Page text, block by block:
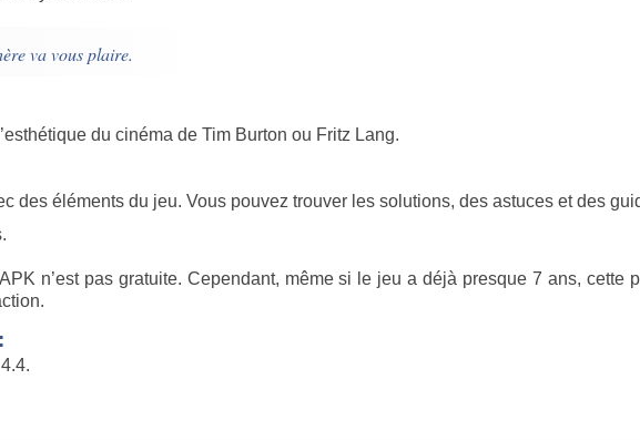
va vous plaire.
du cinéma de Tim Burton ou Fritz Lang.
des éléments du jeu. Vous pouvez trouver les solutions, des astuces et des
n’est pas gratuite. Cependant, même si le jeu a déjà presque 7 ans, cette